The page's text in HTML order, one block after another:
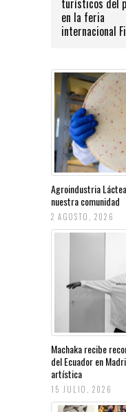
turísticos del
en la feria
internacional
Agroindustria
nuestra comunidad
2 AGOSTO, 2026
Machaka recibe
del Ecuador en
artística
15 JULIO, 2026